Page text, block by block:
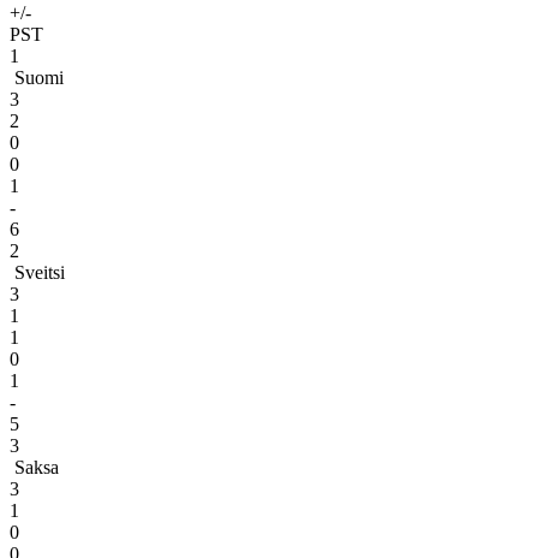
+/-
PST
1
Suomi
3
2
0
0
1
-
6
2
Sveitsi
3
1
1
0
1
-
5
3
Saksa
3
1
0
0